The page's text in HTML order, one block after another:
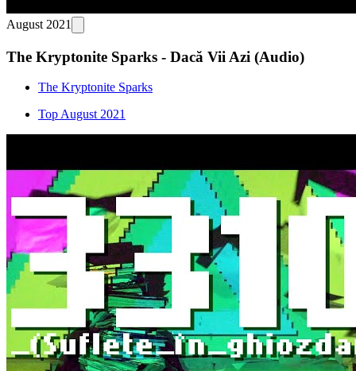
August 2021
The Kryptonite Sparks - Dacă Vii Azi (Audio)
The Kryptonite Sparks
Top August 2021